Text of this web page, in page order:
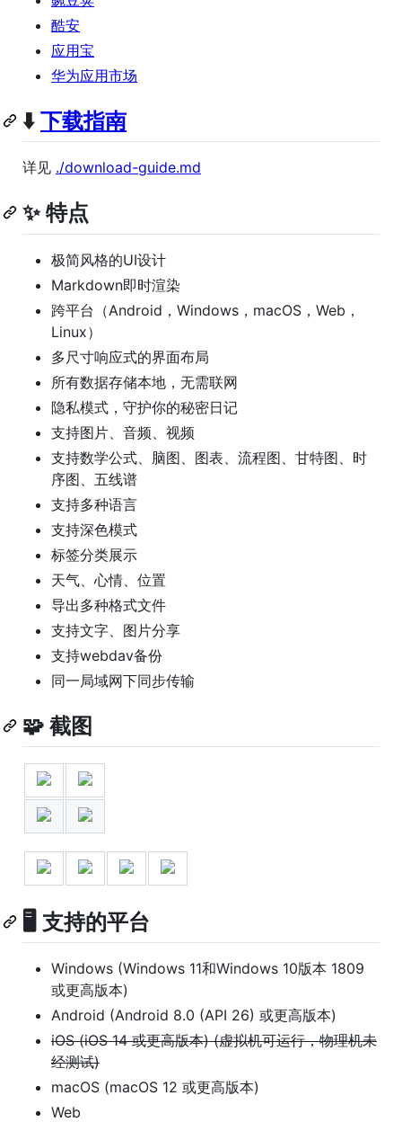
酷安
应用宝
华为应用市场
⬇️ 下载指南
详见 ./download-guide.md
✨ 特点
极简风格的UI设计
Markdown即时渲染
跨平台（Android，Windows，macOS，Web，
Linux）
多尺寸响应式的界面布局
所有数据存储本地，无需联网
隐私模式，守护你的秘密日记
支持图片、音频、视频
支持数学公式、脑图、图表、流程图、甘特图、时
序图、五线谱
支持多种语言
支持深色模式
标签分类展示
天气、心情、位置
导出多种格式文件
支持文字、图片分享
支持webdav备份
同一局域网下同步传输
🧩 截图
🖥 支持的平台
Windows (Windows 11和Windows 10版本 1809
或更高版本)
Android (Android 8.0 (API 26) 或更高版本)
iOS (iOS 14 或更高版本) (虚拟机可运行，物理机未
经测试)
macOS (macOS 12 或更高版本)
Web